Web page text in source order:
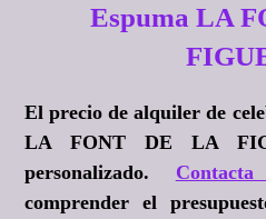
Espuma LA
El precio de alquiler de
LA FONT DE LA
personalizado.
comprender el